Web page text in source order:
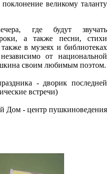
великому таланту
где будут звучать
а также песни, стихи
в музеях и библиотеках
от национальной
своим любимым поэтом.
- дворик последней
встречи)
Дом - центр пушкиноведения